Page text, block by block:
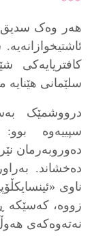
هەر وەک سدیق
کافتریایەکی
سلێمانی هێنایە
درووشمێک
سپییەوە
دەوروبەرمان
دەخشاند.
ناوی
زووە، کەسێکە
نەتەوەکەی